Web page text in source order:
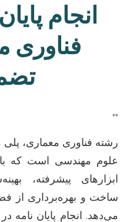
انجام
فناوری
**
رشته فناوری معماری،
علوم مهندسی است که
ابزارهای پیشرفته،
ساخت و بهره‌برداری از
می‌دهد. انجام پایان نامه